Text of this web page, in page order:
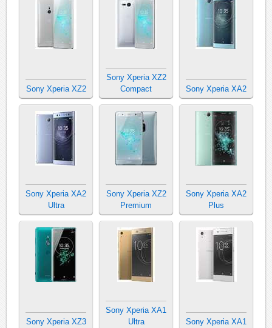
Sony Xperia XZ2
Sony Xperia XZ2
Compact
Sony Xperia XA2
Sony Xperia XA2
Ultra
Sony Xperia XZ2
Premium
Sony Xperia XA2
Plus
Sony Xperia XZ3
Sony Xperia XA1
Ultra
Sony Xperia XA1